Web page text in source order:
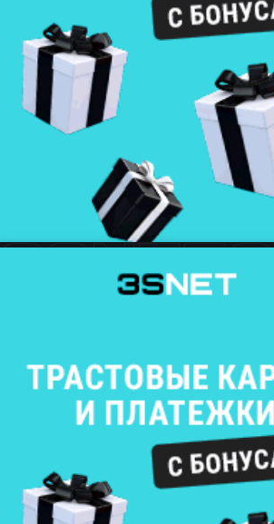
“uncap”) - снятие ограничений на
рекламодатель имеет лимит по
действий, которые может
на месяц» означает, что в этом
есть оплачиваемое действие -
и всего 330 дойдут до квалификации.
отдельно, либо переносить
от букмекерской конторы и онлайн-
весь качественный трафик.
топ-5 офферов по беттинг и